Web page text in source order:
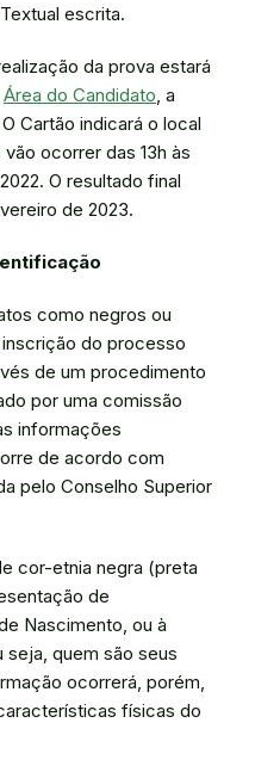
escrita.
da prova estará
Área do Candidato , a
Cartão indicará o local
ocorrer das 13h às
O resultado final
de 2023.
como negros ou
do processo
de um procedimento
por uma comissão
informações
de acordo com
pelo Conselho Superior
cor-etnia negra (preta
de
Nascimento, ou à
quem são seus
ocorrerá, porém,
físicas do